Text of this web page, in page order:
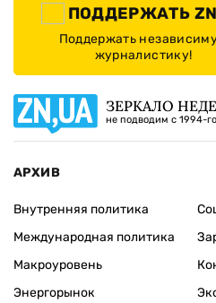
ПОДДЕРЖАТЬ
Поддержать
журналистику!
ЗЕРКАЛО
не подводим с 1994-
АРХИВ
Внутренняя политика
Международная политика
Макроуровень
Энергорынок